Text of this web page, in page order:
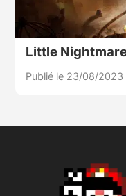
Little
Publié le 23/08/2023